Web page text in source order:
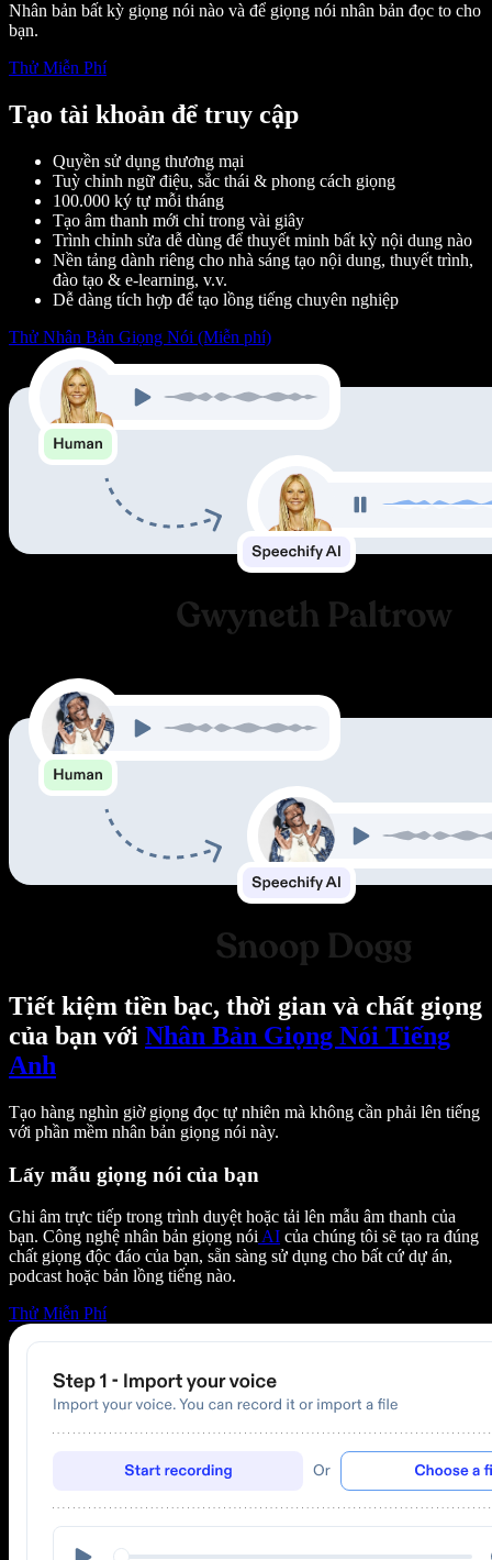
Nhân bản bất kỳ giọng nói nào và để giọng nói nhân bản đọc to cho
bạn.
Thử Miễn Phí
Tạo tài khoản để truy cập
Quyền sử dụng thương mại
Tuỳ chỉnh ngữ điệu, sắc thái & phong cách giọng
100.000 ký tự mỗi tháng
Tạo âm thanh mới chỉ trong vài giây
Trình chỉnh sửa dễ dùng để thuyết minh bất kỳ nội dung nào
Nền tảng dành riêng cho nhà sáng tạo nội dung, thuyết trình,
đào tạo & e-learning, v.v.
Dễ dàng tích hợp để tạo lồng tiếng chuyên nghiệp
Thử Nhân Bản Giọng Nói (Miễn phí)
Tiết kiệm tiền bạc, thời gian và chất giọng
của bạn với Nhân Bản Giọng Nói Tiếng
Anh
Tạo hàng nghìn giờ giọng đọc tự nhiên mà không cần phải lên tiếng
với phần mềm nhân bản giọng nói này.
Lấy mẫu giọng nói của bạn
Ghi âm trực tiếp trong trình duyệt hoặc tải lên mẫu âm thanh của
bạn. Công nghệ nhân bản giọng nóiAI của chúng tôi sẽ tạo ra đúng
chất giọng độc đáo của bạn, sẵn sàng sử dụng cho bất cứ dự án,
podcast hoặc bản lồng tiếng nào.
Thử Miễn Phí